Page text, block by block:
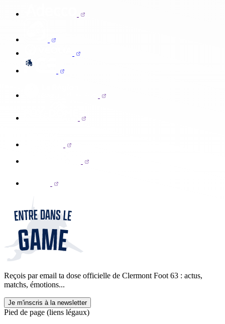
Reçois par email ta dose officielle de Clermont Foot 63 : actus,
matchs, émotions...
Je m'inscris à la newsletter
Pied de page (liens légaux)